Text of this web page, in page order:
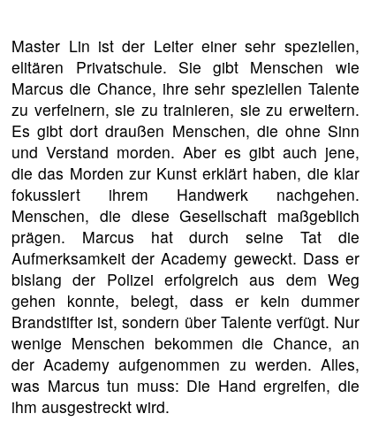
Master Lin ist der Leiter einer sehr speziellen,
elitären Privatschule. Sie gibt Menschen wie
Marcus die Chance, ihre sehr speziellen Talente
zu verfeinern, sie zu trainieren, sie zu erweitern.
Es gibt dort draußen Menschen, die ohne Sinn
und Verstand morden. Aber es gibt auch jene,
die das Morden zur Kunst erklärt haben, die klar
fokussiert ihrem Handwerk nachgehen.
Menschen, die diese Gesellschaft maßgeblich
prägen. Marcus hat durch seine Tat die
Aufmerksamkeit der Academy geweckt. Dass er
bislang der Polizei erfolgreich aus dem Weg
gehen konnte, belegt, dass er kein dummer
Brandstifter ist, sondern über Talente verfügt. Nur
wenige Menschen bekommen die Chance, an
der Academy aufgenommen zu werden. Alles,
was Marcus tun muss: Die Hand ergreifen, die
ihm ausgestreckt wird.